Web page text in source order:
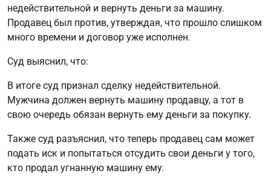
недействительной и вернуть деньги за машину.
Продавец был против, утверждая, что прошло слишком
много времени и договор уже исполнен.
Суд выяснил, что:
В итоге суд признал сделку недействительной.
Мужчина должен вернуть машину продавцу, а тот в
свою очередь обязан вернуть ему деньги за покупку.
Также суд разъяснил, что теперь продавец сам может
подать иск и попытаться отсудить свои деньги у того,
кто продал угнанную машину ему.